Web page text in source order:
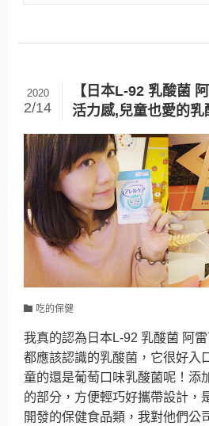
【日本L-92 乳酸菌
活力感,兒童也愛的乳
2020
2/14
吃的保健
我真的認為日本L-92 乳酸菌 阿
都應該認識的乳酸菌，它很好入
童的還是葡萄口味乳酸菌呢！添
的部分，方便輕巧好攜帶設計，
開發的保健食品類，我對他們公